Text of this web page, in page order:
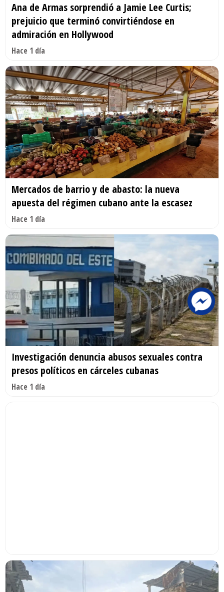
Ana de Armas sorprendió a Jamie Lee Curtis;
prejuicio que terminó convirtiéndose en
admiración en Hollywood
Hace 1 día
Mercados de barrio y de abasto: la nueva
apuesta del régimen cubano ante la escasez
Hace 1 día
Investigación denuncia abusos sexuales contra
presos políticos en cárceles cubanas
Hace 1 día